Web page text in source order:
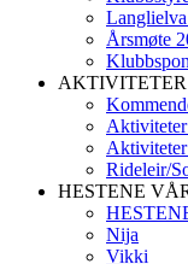
Årsmøte
AKTIVITETER
Rideleir/
HESTENE
Nija
Vikki